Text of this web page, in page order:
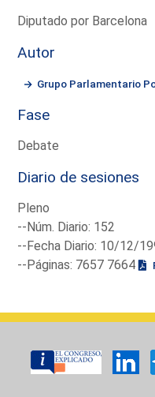
Diputado por Barcelona
Autor
Grupo Parlamentario
Fase
Debate
Diario de sesiones
Pleno
--Núm. Diario: 152
--Fecha Diario: 10/12/
--Páginas: 7657 7664